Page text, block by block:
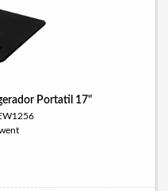
Portatil 17"